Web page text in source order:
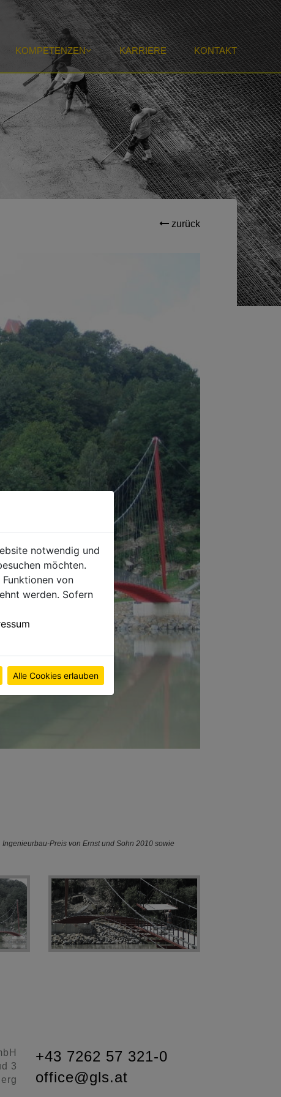
KOMPETENZEN KARRIERE KONTAKT
zurück
Preis von Ernst und Sohn 2010 sowie
3
+43 7262 57 321-0
office@gls.at
notwendig und
möchten.
von
werden. Sofern
Alle Cookies erlauben